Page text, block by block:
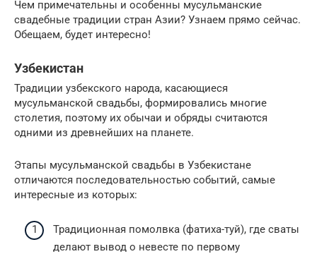
Чем примечательны и особенны мусульманские
свадебные традиции стран Азии? Узнаем прямо сейчас.
Обещаем, будет интересно!
Узбекистан
Традиции узбекского народа, касающиеся
мусульманской свадьбы, формировались многие
столетия, поэтому их обычаи и обряды считаются
одними из древнейших на планете.
Этапы мусульманской свадьбы в Узбекистане
отличаются последовательностью событий, самые
интересные из которых:
Традиционная помолвка (фатиха-туй), где сваты
делают вывод о невесте по первому